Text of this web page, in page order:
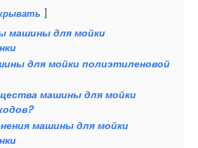
машины для мойки
для мойки полиэтиленовой
машины для мойки
машины для мойки